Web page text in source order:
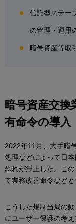
信託型ステー
の管理・運用
暗号資産等取
暗号資産交換
有命令の導入
2022年11月、大手暗
処理などによって日
恐れが浮上した。こ
て業務改善命令など
こうした規制当局の
にユーザー保護の考